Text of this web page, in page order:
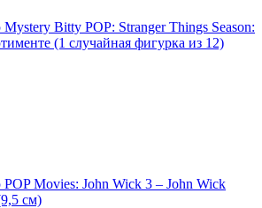
Bitty POP: Stranger Things Season:
(1 случайная фигурка из 12)
Movies: John Wick 3 – John Wick
см)